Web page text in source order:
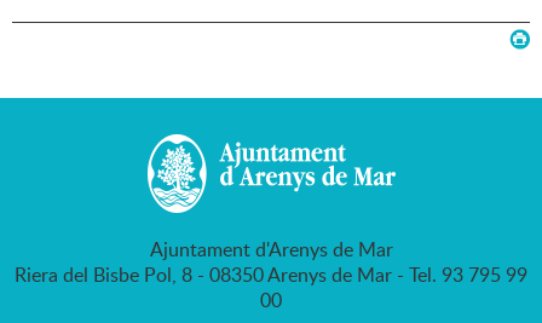
Ajuntament d'Arenys de Mar
Riera del Bisbe Pol, 8 - 08350 Arenys de Mar - Tel. 93 795 99
00